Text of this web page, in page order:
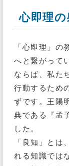
心即理
「心即理」の
へと繋がって
ならば、私た
行動するため
ずです。王陽
典である『孟
した。
「良知」とは
れる知識では